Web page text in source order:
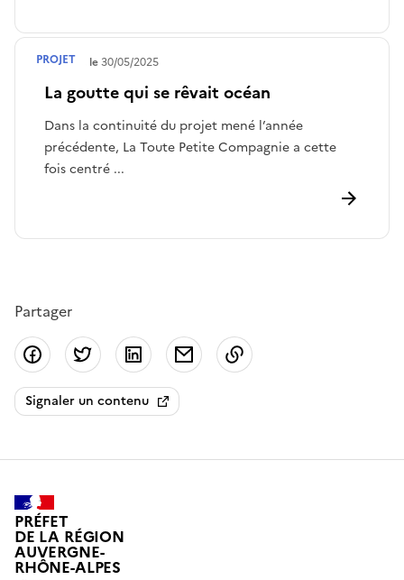
La goutte qui se rêvait océan
Dans la continuité du projet mené l’année
précédente, La Toute Petite Compagnie a cette
fois centré ...
Terminé le30/05/2025
PROJET
Partager
Partager sur Facebook
Partager sur Twitter
Partager sur LinkedIn
Partager par email
Signaler un contenu
PRÉFET
DE LA RÉGION
AUVERGNE-
RHÔNE-ALPES